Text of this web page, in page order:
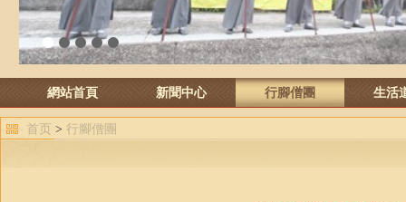
1 2 3 4 5
網站首頁 新聞中心 行腳僧團 生活
首页 > 行腳僧團